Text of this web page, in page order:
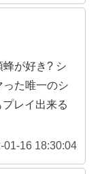
が好き? シ
った唯一のシ
レイ出来る
01-16 18:30:04